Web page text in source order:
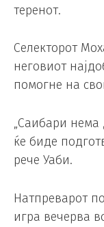
теренот.
Селекторот
неговиот
помогне на
„Саибари нема
ќе биде
рече Уаби.
Натпреварот
игра вечерва